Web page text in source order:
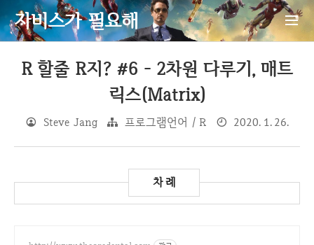
자비스가 필요해
R 할줄 R지? #6 - 2차원 다루기, 매트
릭스(Matrix)
Steve Jang 프로그램언어 / R 2020. 1. 26.